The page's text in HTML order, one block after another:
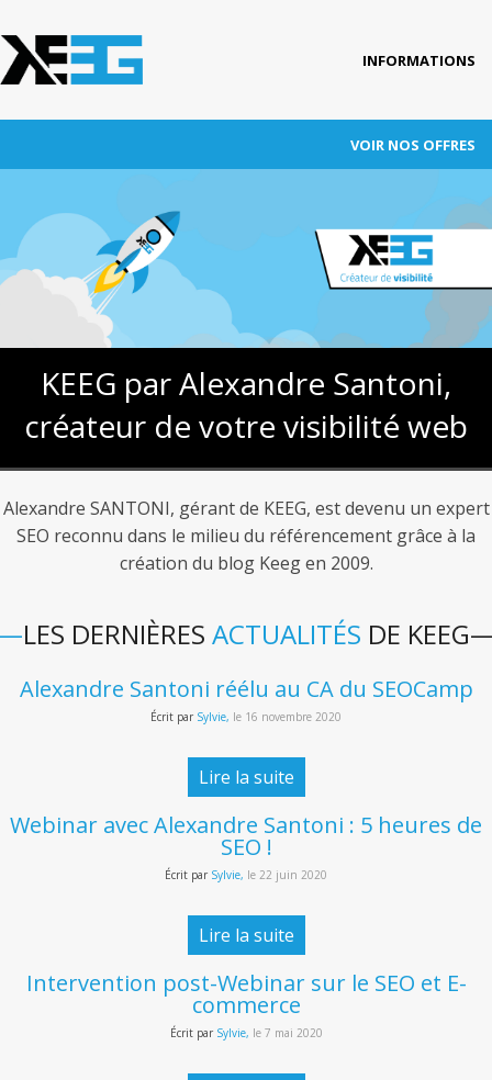
INFORMATIONS
Nos références
Blog
VOIR NOS OFFRES
ADWORDS
CONVERSION
FORMATION
AUTRES PRESTATIONS
fb
keeg
KEEG par Alexandre Santoni,
créateur de votre visibilité web
Alexandre SANTONI, gérant de KEEG, est devenu un expert
SEO reconnu dans le milieu du référencement grâce à la
création du blog Keeg en 2009.
LES DERNIÈRES ACTUALITÉS DE KEEG
Alexandre Santoni réélu au CA du SEOCamp
Écrit par Sylvie, le 16 novembre 2020
Lire la suite
Webinar avec Alexandre Santoni : 5 heures de
SEO !
Écrit par Sylvie, le 22 juin 2020
Lire la suite
Intervention post-Webinar sur le SEO et E-
commerce
Écrit par Sylvie, le 7 mai 2020